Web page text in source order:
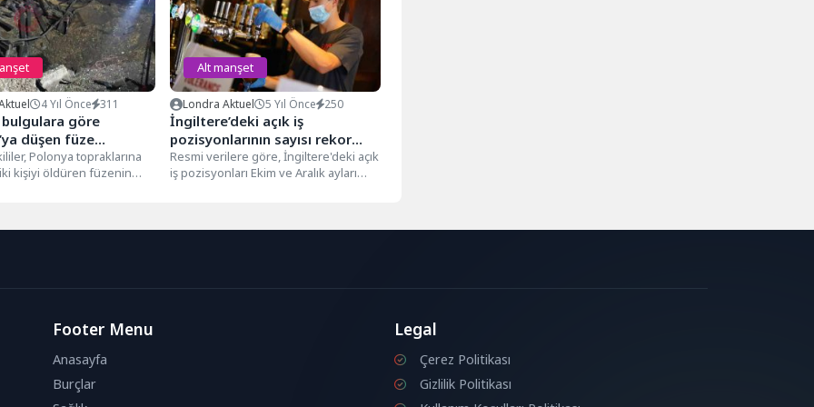
4 Yıl Önce 311
göre
düşen füze
ait
Polonya topraklarına
kişiyi öldüren füzenin
Alt manşet
Londra Aktuel 5 Yıl Önce 250
İngiltere’deki açık iş
pozisyonlarının sayısı rekor
seviyeye ulaştı
Resmi verilere göre, İngiltere'deki açık
iş pozisyonları Ekim ve Aralık ayları
Footer Menu
Anasayfa
Burçlar
Legal
Çerez Politikası
Gizlilik Politikası